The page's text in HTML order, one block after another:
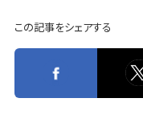
この記事をシェアする